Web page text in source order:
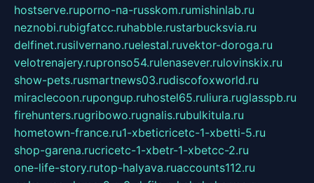
hostserve.ruporno-na-russkom.rumishinlab.ru
neznobi.rubigfatcc.ruhabble.rustarbucksvia.ru
delfinet.rusilvernano.ruelestal.ruvektor-doroga.ru
velotrenajery.rupronso54.rulenasever.rulovinskix.ru
show-pets.rusmartnews03.rudiscofoxworld.ru
miraclecoon.rupongup.ruhostel65.ruliura.ruglasspb.ru
firehunters.rugribowo.rugnalis.rubulkitula.ru
hometown-france.ru1-xbeticricetc-1-xbetti-5.ru
shop-garena.rucricetc-1-xbetr-1-xbetcc-2.ru
one-life-story.rutop-halyava.ruaccounts112.ru